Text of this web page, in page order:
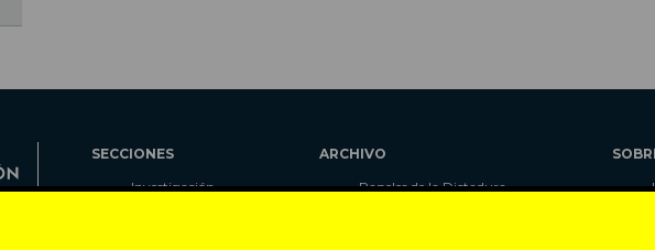
SECCIONES
Investigación
ARCHIVO
Papeles de la Dictadura